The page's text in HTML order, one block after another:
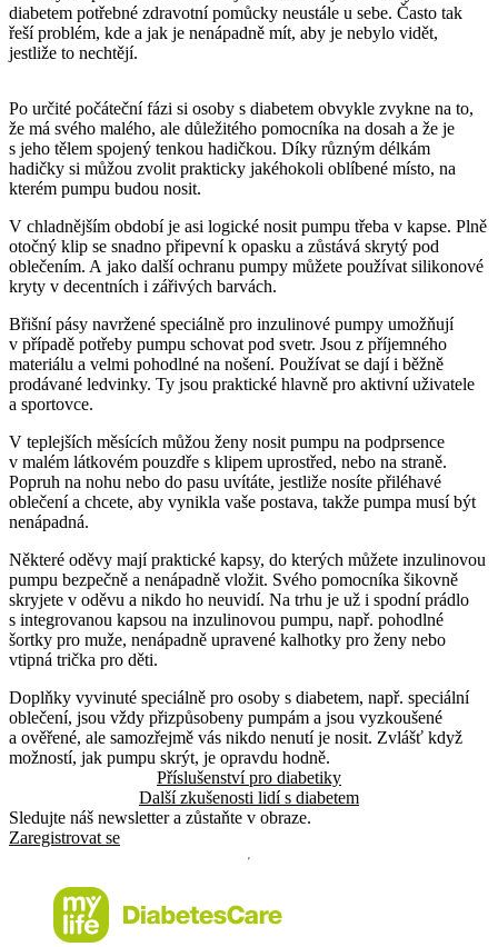
diabetem potřebné zdravotní pomůcky neustále u sebe. Často tak
řeší problém, kde a jak je nenápadně mít, aby je nebylo vidět,
jestliže to nechtějí.
Po určité počáteční fázi si osoby s diabetem obvykle zvykne na to,
že má svého malého, ale důležitého pomocníka na dosah a že je
s jeho tělem spojený tenkou hadičkou. Díky různým délkám
hadičky si můžou zvolit prakticky jakéhokoli oblíbené místo, na
kterém pumpu budou nosit.
V chladnějším období je asi logické nosit pumpu třeba v kapse. Plně
otočný klip se snadno připevní k opasku a zůstává skrytý pod
oblečením. A jako další ochranu pumpy můžete používat silikonové
kryty v decentních i zářivých barvách.
Břišní pásy navržené speciálně pro inzulinové pumpy umožňují
v případě potřeby pumpu schovat pod svetr. Jsou z příjemného
materiálu a velmi pohodlné na nošení. Používat se dají i běžně
prodávané ledvinky. Ty jsou praktické hlavně pro aktivní uživatele
a sportovce.
V teplejších měsících můžou ženy nosit pumpu na podprsence
v malém látkovém pouzdře s klipem uprostřed, nebo na straně.
Popruh na nohu nebo do pasu uvítáte, jestliže nosíte přiléhavé
oblečení a chcete, aby vynikla vaše postava, takže pumpa musí být
nenápadná.
Některé oděvy mají praktické kapsy, do kterých můžete inzulinovou
pumpu bezpečně a nenápadně vložit. Svého pomocníka šikovně
skryjete v oděvu a nikdo ho neuvidí. Na trhu je už i spodní prádlo
s integrovanou kapsou na inzulinovou pumpu, např. pohodlné
šortky pro muže, nenápadně upravené kalhotky pro ženy nebo
vtipná trička pro děti.
Doplňky vyvinuté speciálně pro osoby s diabetem, např. speciální
oblečení, jsou vždy přizpůsobeny pumpám a jsou vyzkoušené
a ověřené, ale samozřejmě vás nikdo nenutí je nosit. Zvlášť když
možností, jak pumpu skrýt, je opravdu hodně.
Příslušenství pro diabetiky
Další zkušenosti lidí s diabetem
Sledujte náš newsletter a zůstaňte v obraze.
Zaregistrovat se